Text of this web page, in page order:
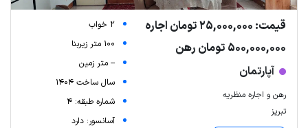
قیمت: 25,000,000 تومان اجاره
500,000,000 تومان رهن
آپارتمان
رهن و اجاره منظریه
تبریز
2 خواب
100 متر زیربنا
-- متر زمین
سال ساخت 1404
شماره طبقه: 4
آسانسور: دارد